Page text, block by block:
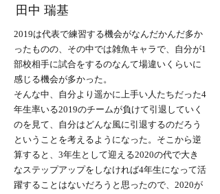
田中 瑞基
2019は代表で練習する機会がなんだかんだ多か
ったものの、その中では雑魚キャラで、自分が1
部校相手に試合をするのなんて場違いくらいに
感じる機会が多かった。
そんな中、自分より遥かに上手い人たちだった4
年生率いる2019のチームが負けて引退していく
のを見て、自分はどんな風に引退するのだろう
ということを考えるようになった。そこから逆
算すると、3年生として迎える2020の代で大き
なステップアップをしなければ4年生になって活
躍することはないだろうと思ったので、2020が